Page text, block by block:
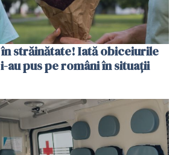
străinătate! Iată obiceiurile
au pus pe români în situații